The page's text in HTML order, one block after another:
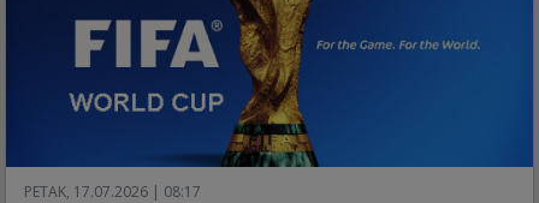
PETAK, 17.07.2026 | 08:17